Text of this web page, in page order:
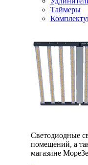
Таймеры
Светодиодные
помещений, а
магазине